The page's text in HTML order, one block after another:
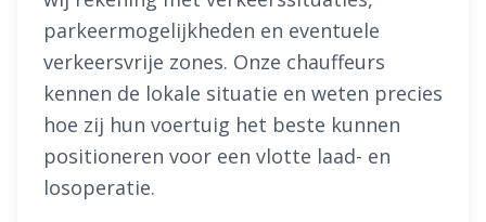
parkeermogelijkheden en eventuele
verkeersvrije zones. Onze chauffeurs
kennen de lokale situatie en weten precies
hoe zij hun voertuig het beste kunnen
positioneren voor een vlotte laad- en
losoperatie.